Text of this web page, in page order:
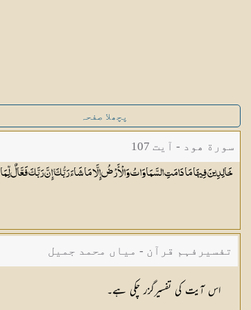
پچھلا صفحہ
سورة ھود - آیت 107
خَالِدِينَ فِيهَا مَا دَامَتِ السَّمَاوَاتُ وَالْأَرْضُ إِلَّا مَا شَاءَ رَبُّكَ ۚ إِنَّ رَبَّكَ فَعَّالٌ لِّمَا
تفسیرفہم قرآن - میاں محمد جمیل
اس آیت کی تفسیرگزر چکی ہے۔